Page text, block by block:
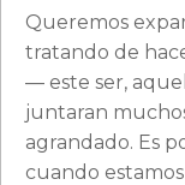
Queremos
tratando de
— este ser,
juntaran
agrandado. Es
cuando